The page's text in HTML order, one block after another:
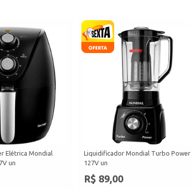
Elétrica Mondial
un
Liquidificador Mondial Turbo Power
127V un
R$ 89,00